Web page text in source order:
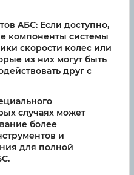
AБС: Если доступно,
компоненты системы
скорости колес или
из них могут быть
друг с
случаях может
более
и
для полной